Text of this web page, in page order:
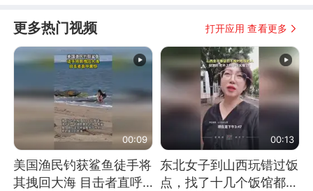
更多热门视频 打开应用 查看更多
00:09
美国渔民钓获鲨鱼徒手将
其拽回大海 目击者直呼
00:13
东北女子到山西玩错过饭
点，找了十几个饭馆都没